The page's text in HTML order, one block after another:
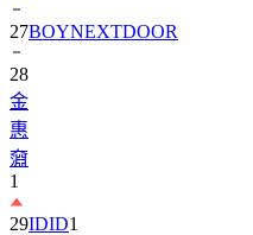
28
金
惠
奫
1
29
30